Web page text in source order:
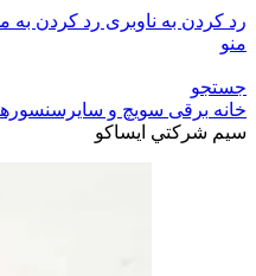
رد کردن به ناوبری رد کردن به
منو
جستجو
خانه برقی سویچ و
سيم شرکتي ایساکو